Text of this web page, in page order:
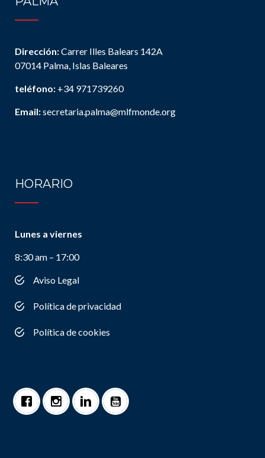
Dirección:Carrer Illes Balears 142A
07014 Palma, Islas Baleares
teléfono: +34 971739260
Email:secretaria.palma@mlfmonde.org
HORARIO
Lunes a viernes
8:30 am – 17:00
Aviso Legal
Política de privacidad
Política de cookies